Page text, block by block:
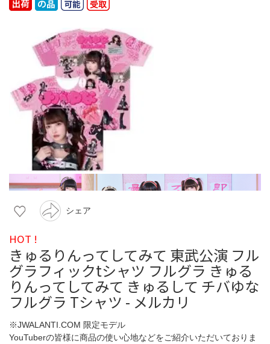
シェア
HOT !
きゅるりんってしてみて 東武公演 フル
グラフィックtシャツ フルグラ きゅる
りんってしてみて きゅるして チバゆな
フルグラ Tシャツ - メルカリ
※JWALANTI.COM 限定モデル
YouTuberの皆様に商品の使い心地などをご紹介いただいておりま